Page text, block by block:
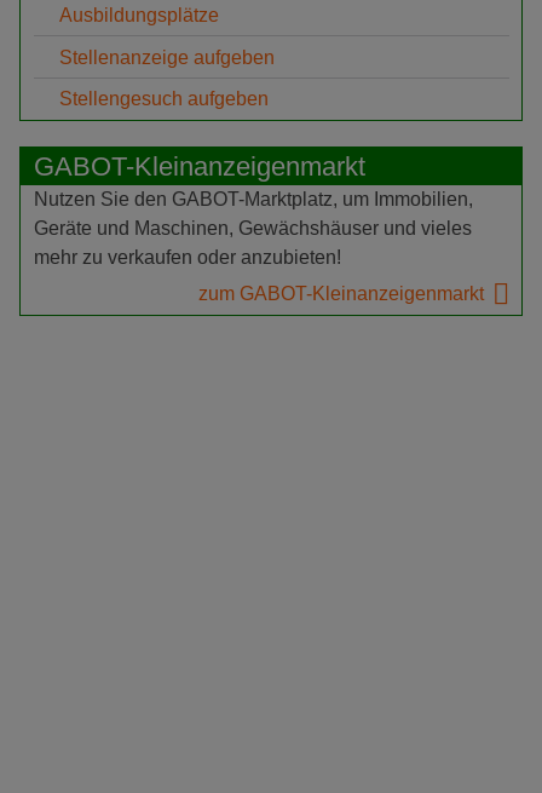
Ausbildungsplätze
Stellenanzeige aufgeben
Stellengesuch aufgeben
GABOT-Kleinanzeigenmarkt
Nutzen Sie den GABOT-Marktplatz, um Immobilien,
Geräte und Maschinen, Gewächshäuser und vieles
mehr zu verkaufen oder anzubieten!
zum GABOT-Kleinanzeigenmarkt